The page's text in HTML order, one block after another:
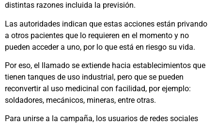
distintas razones incluida la previsión.
Las autoridades indican que estas acciones están privando
a otros pacientes que lo requieren en el momento y no
pueden acceder a uno, por lo que está en riesgo su vida.
Por eso, el llamado se extiende hacia establecimientos que
tienen tanques de uso industrial, pero que se pueden
reconvertir al uso medicinal con facilidad, por ejemplo:
soldadores, mecánicos, mineras, entre otras.
Para unirse a la campaña, los usuarios de redes sociales